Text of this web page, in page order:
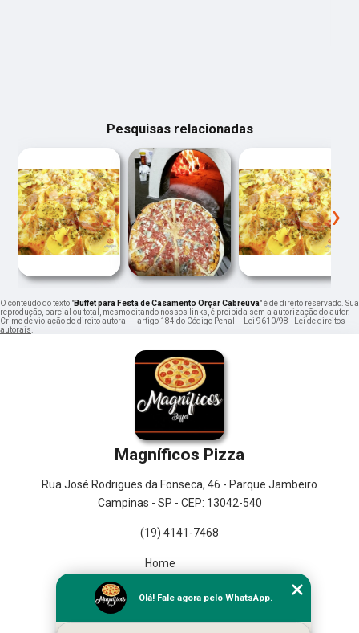
Pesquisas relacionadas
‹ ›
O conteúdo do texto "Buffet para Festa de Casamento Orçar Cabreúva" é de direito reservado. Sua
reprodução, parcial ou total, mesmo citando nossos links, é proibida sem a autorização do autor.
Crime de violação de direito autoral – artigo 184 do Código Penal –
Lei 9610/98 - Lei de direitos
autorais
Magníficos Pizza
Rua José Rodrigues da Fonseca, 46 - Parque Jambeiro
Campinas - SP - CEP: 13042-540
(19) 4141-7468
Home
Missão
Olá! Fale agora pelo WhatsApp.